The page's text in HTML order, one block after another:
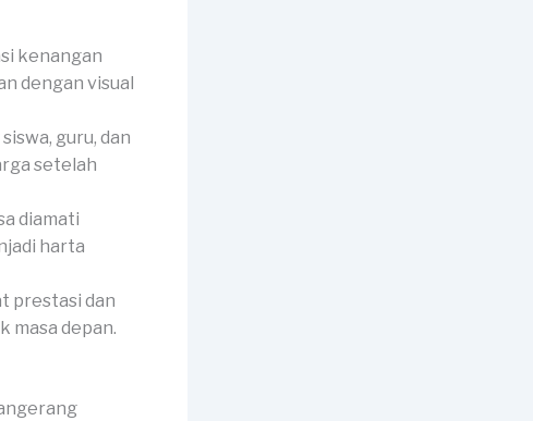
kenangan
dengan visual
guru, dan
setelah
diamati
harta
prestasi dan
masa depan.